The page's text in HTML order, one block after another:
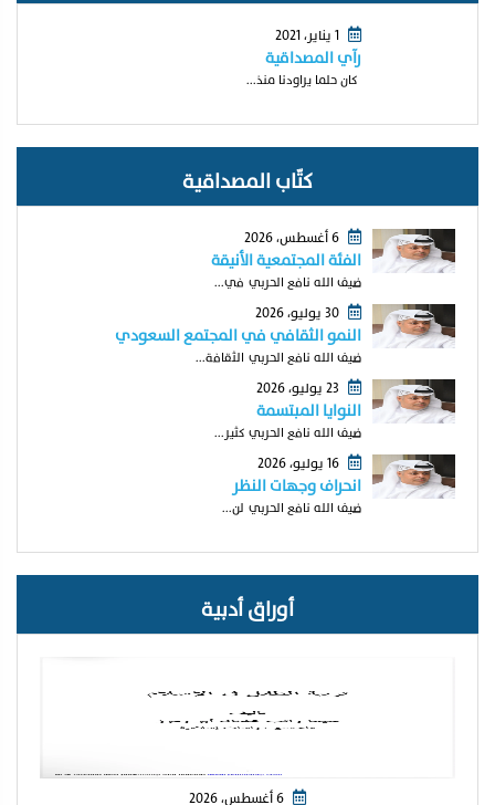
1 يناير، 2021
رآي المصداقية
كان حلما يراودنا منذ...
كتّاب المصداقية
6 أغسطس، 2026
الفئة المجتمعية الأنيقة
ضيف الله نافع الحربي في...
30 يوليو، 2026
النمو الثقافي في المجتمع السعودي
ضيف الله نافع الحربي الثقافة...
النوايا المبتسمة
ضيف الله نافع الحربي كثير...
16 يوليو، 2026
انحراف وجهات النظر
ضيف الله نافع الحربي لن...
أوراق أدبية